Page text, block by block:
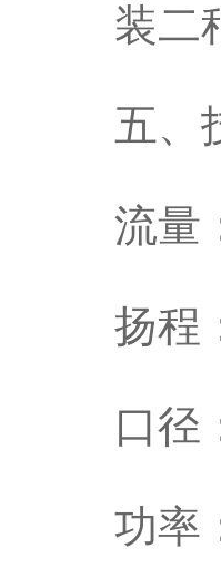
装二
五、
流量
扬程
口径
功率